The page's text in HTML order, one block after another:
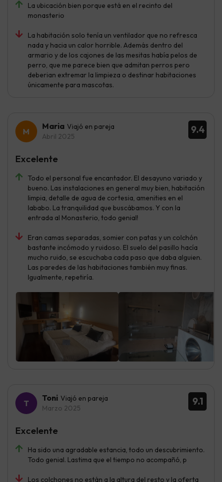
La ubicación bien porque está en el recinto del
monasterio
La habitación solo tenía un ventilador que no refresca
nada y hacia un calor horrible. Además dentro del
armario y de los cajones de las mesitas había pelos de
perro, que me parece bien que admitan perros pero
deberian extremar la limpieza o destinar habitaciones
únicamente para mascotas.
9.4
Maria Viajó en pareja
Abril 2025
Todo el personal fue encantador. El desayuno variado y
bueno. Las instalaciones en general muy bien, habitación
limpia, detalle de agua de cortesia, amenities en el
lababo. La tranquilidad que buscábamos. Y con la
entrada al Monasterio, todo genial!
Eran camas separadas, somier con patas y un colchón
bastante incómodo y ruidoso. El suelo del pasillo hacía
mucho ruido, se escuchaba cada paso que daba alguien.
Las paredes de las habitaciones también muy finas.
Igualmente, repetiría.
Excelente
9.1
Toni Viajó en pareja
Marzo 2025
Ha sido una agradable estancia, todo un descubrimiento.
Todo genial. Lastima que el tiempo no acompañó, p
Los colchones no están a la altura del resto y la oferta
Excelente